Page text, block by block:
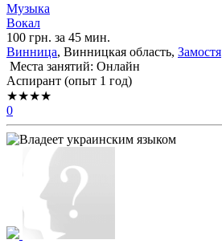
Музыка
Вокал
100 грн. за 45 мин.
Винница, Винницкая область, Замостя
Места занятий: Онлайн
Аспирант (опыт 1 год)
★★★★
0